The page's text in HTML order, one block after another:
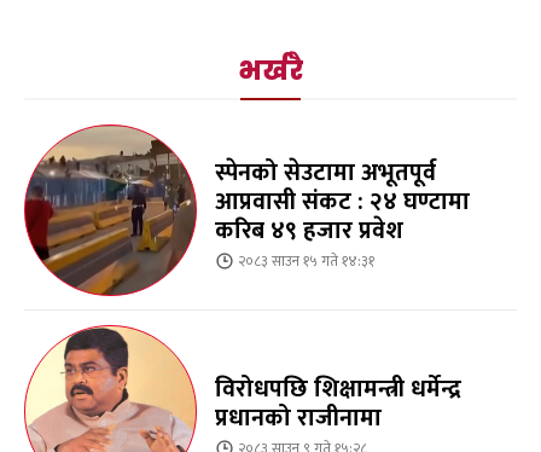
भर्खरै
स्पेनको सेउटामा अभूतपूर्व
आप्रवासी संकट : २४ घण्टामा
करिब ४९ हजार प्रवेश
२०८३ साउन १५ गते १४:३१
विरोधपछि शिक्षामन्त्री धर्मेन्द्र
प्रधानको राजीनामा